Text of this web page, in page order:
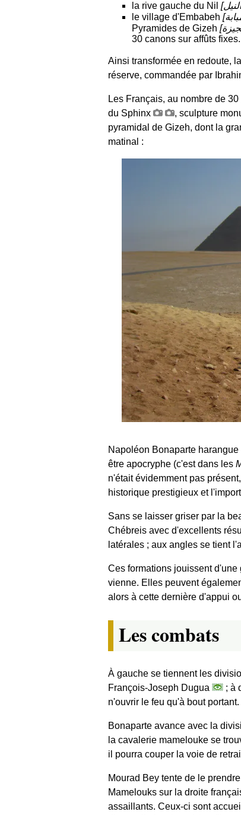
la rive gauche du Nil [
le village d'Embabeh [
Pyramides de Gizeh [
30 canons sur affûts fixes.
Ainsi transformée en redoute,
réserve, commandée par
Les Français, au nombre de
du Sphinx
, sculpture
pyramidal de Gizeh, dont la
matinal :
Napoléon Bonaparte
être apocryphe (c'est dans les
n'était évidemment pas
historique prestigieux et
Sans se laisser griser par la
Chébreis avec d'excellents
latérales ; aux angles se tient
Ces formations jouissent d'une
vienne. Elles peuvent
alors à cette dernière d'appui
Les combats
À gauche se tiennent les
François-Joseph Dugua
; à
n'ouvrir le feu qu'à bout portant.
Bonaparte avance avec la
la cavalerie mamelouke se
il pourra couper la voie de
Mourad Bey tente de le
Mamelouks sur la droite
assaillants. Ceux-ci sont